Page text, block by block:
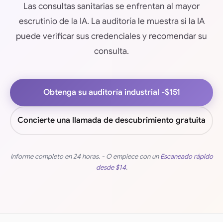
Las consultas sanitarias se enfrentan al mayor
escrutinio de la IA. La auditoría le muestra si la IA
puede verificar sus credenciales y recomendar su
consulta.
Obtenga su auditoría industrial -$151
Concierte una llamada de descubrimiento gratuita
Informe completo en 24 horas. - O empiece con unEscaneado rápido
desde$14.